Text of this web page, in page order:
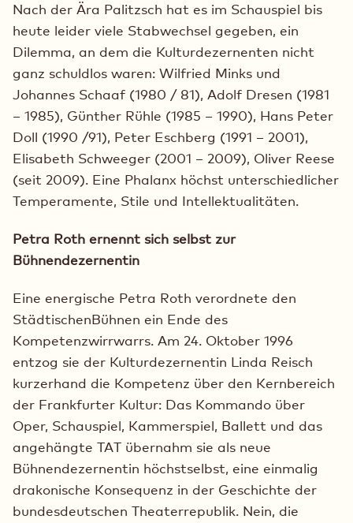
Nach der Ära Palitzsch hat es im Schauspiel bis
heute leider viele Stabwechsel gegeben, ein
Dilemma, an dem die Kulturdezernenten nicht
ganz schuldlos waren: Wilfried Minks und
Johannes Schaaf (1980 / 81), Adolf Dresen (1981
– 1985), Günther Rühle (1985 – 1990), Hans Peter
Doll (1990 /91), Peter Eschberg (1991 – 2001),
Elisabeth Schweeger (2001 – 2009), Oliver Reese
(seit 2009). Eine Phalanx höchst unterschiedlicher
Temperamente, Stile und Intellektualitäten.
Petra Roth ernennt sich selbst zur
Bühnendezernentin
Eine energische Petra Roth verordnete den
StädtischenBühnen ein Ende des
Kompetenzwirrwarrs. Am 24. Oktober 1996
entzog sie der Kulturdezernentin Linda Reisch
kurzerhand die Kompetenz über den Kernbereich
der Frankfurter Kultur: Das Kommando über
Oper, Schauspiel, Kammerspiel, Ballett und das
angehängte TAT übernahm sie als neue
Bühnendezernentin höchstselbst, eine einmalig
drakonische Konsequenz in der Geschichte der
bundesdeutschen Theaterrepublik. Nein, die